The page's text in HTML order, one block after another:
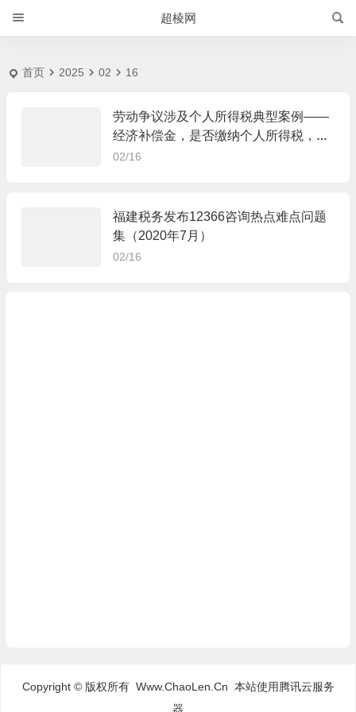
超棱网
首页 2025 02 16
劳动争议涉及个人所得税典型案例——
经济补偿金，是否缴纳个人所得税，如
何扣缴？
02/16
福建税务发布12366咨询热点难点问题
集（2020年7月）
02/16
Copyright © 版权所有 Www.ChaoLen.Cn 本站使用腾讯云服务
器